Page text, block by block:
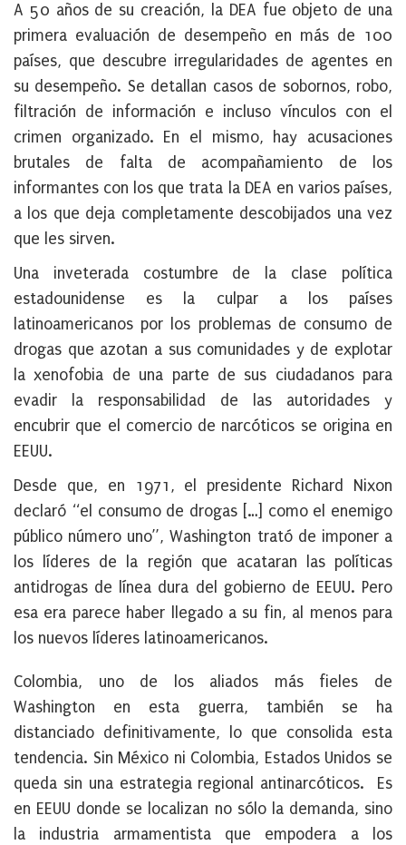
A 50 años de su creación, la DEA fue objeto de una
primera evaluación de desempeño en más de 100
países, que descubre irregularidades de agentes en
su desempeño. Se detallan casos de sobornos, robo,
filtración de información e incluso vínculos con el
crimen organizado. En el mismo, hay acusaciones
brutales de falta de acompañamiento de los
informantes con los que trata la DEA en varios países,
a los que deja completamente descobijados una vez
que les sirven.
Una inveterada costumbre de la clase política
estadounidense es la culpar a los países
latinoamericanos por los problemas de consumo de
drogas que azotan a sus comunidades y de explotar
la xenofobia de una parte de sus ciudadanos para
evadir la responsabilidad de las autoridades y
encubrir que el comercio de narcóticos se origina en
EEUU.
Desde que, en 1971, el presidente Richard Nixon
declaró “el consumo de drogas […] como el enemigo
público número uno”, Washington trató de imponer a
los líderes de la región que acataran las políticas
antidrogas de línea dura del gobierno de EEUU. Pero
esa era parece haber llegado a su fin, al menos para
los nuevos líderes latinoamericanos.
Colombia, uno de los aliados más fieles de
Washington en esta guerra, también se ha
distanciado definitivamente, lo que consolida esta
tendencia. Sin México ni Colombia, Estados Unidos se
queda sin una estrategia regional antinarcóticos. Es
en EEUU donde se localizan no sólo la demanda, sino
la industria armamentista que empodera a los